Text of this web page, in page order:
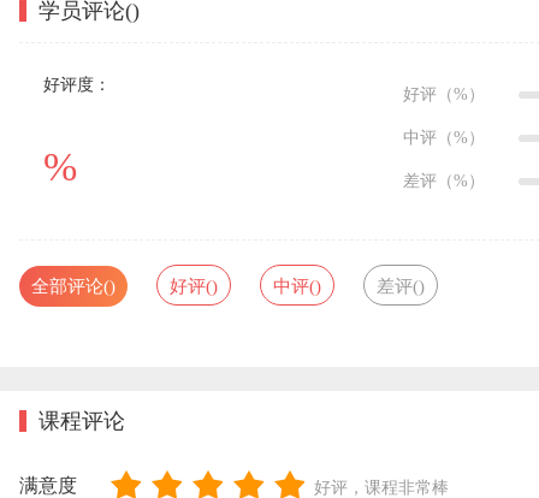
学员评论()
好评度：
%
好评（%）
中评（%）
差评（%）
全部评论() 好评() 中评() 差评()
课程评论
满意度 好评，课程非常棒